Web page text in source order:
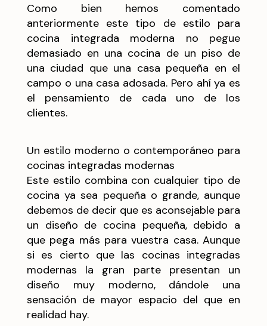
Como bien hemos comentado
anteriormente este tipo de estilo para
cocina integrada moderna no pegue
demasiado en una cocina de un piso de
una ciudad que una casa pequeña en el
campo o una casa adosada. Pero ahí ya es
el pensamiento de cada uno de los
clientes.
Un estilo moderno o contemporáneo para
cocinas integradas modernas
Este estilo combina con cualquier tipo de
cocina ya sea pequeña o grande, aunque
debemos de decir que es aconsejable para
un diseño de cocina pequeña, debido a
que pega más para vuestra casa. Aunque
si es cierto que las cocinas integradas
modernas la gran parte presentan un
diseño muy moderno, dándole una
sensación de mayor espacio del que en
realidad hay.